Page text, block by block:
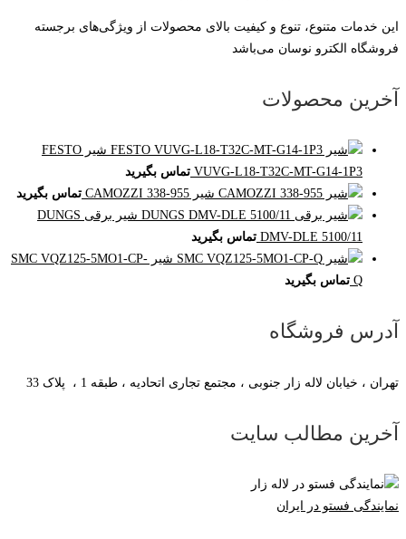
این خدمات متنوع، تنوع و کیفیت بالای محصولات از ویژگی‌های برجسته
فروشگاه الکترو نوسان می‌باشد
آخرین محصولات
شیر FESTO
VUVG-L18-T32C-MT-G14-1P3 تماس بگیرید
شیر CAMOZZI 338-955
تماس بگیرید
شیر برقی DUNGS
DMV-DLE 5100/11 تماس بگیرید
شیر SMC VQZ125-5MO1-CP-
Q تماس بگیرید
آدرس فروشگاه
تهران ، خیابان لاله زار جنوبی ، مجتمع تجاری اتحادیه ، طبقه 1 ، پلاک 33
آخرین مطالب سایت
نمایندگی فستو در ایران